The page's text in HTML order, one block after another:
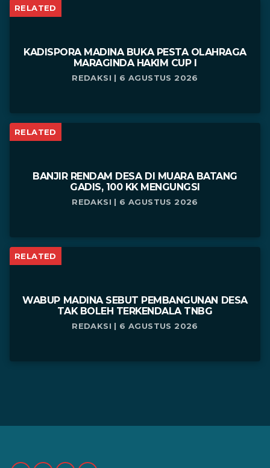
RELATED
KADISPORA MADINA BUKA PESTA OLAHRAGA
MARAGINDA HAKIM CUP I
REDAKSI | 6 AGUSTUS 2026
RELATED
BANJIR RENDAM DESA DI MUARA BATANG
GADIS, 100 KK MENGUNGSI
REDAKSI | 6 AGUSTUS 2026
RELATED
WABUP MADINA SEBUT PEMBANGUNAN DESA
TAK BOLEH TERKENDALA TNBG
REDAKSI | 6 AGUSTUS 2026